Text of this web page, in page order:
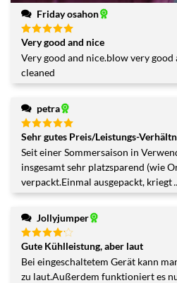
Friday osahon
Bewertet
mit
von
5
Very good and nice
Very good and nice.blow very
cleaned
petra
Bewertet
mit
5
von
5
Sehr gutes Preis/Leistungs-
Seit einer Sommersaison in
insgesamt sehr platzsparend (wie
verpackt.Einmal ausgepackt, kriegt
Jollyjumper
Bewertet
mit 4
von 5
Gute Kühlleistung, aber laut
Bei eingeschaltetem Gerät kann
zu laut.Außerdem funktioniert es